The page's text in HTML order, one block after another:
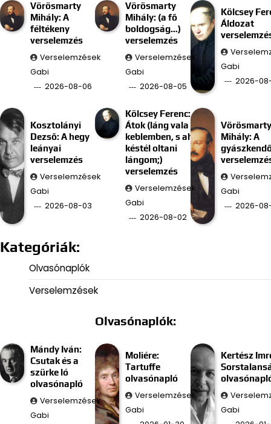
Vörösmarty
Mihály: A
féltékeny
verselemzés
Verselemzések
Gabi
2026-08-06
Vörösmarty
Mihály: (a fő
boldogság…)
verselemzés
Verselemzések
Gabi
2026-08-05
Kölcsey
Áldozat
Gabi
2026-
Kosztolányi
Dezső: A hegy
leányai
verselemzés
Verselemzések
Gabi
2026-08-03
Kölcsey Ferenc:
Átok (láng vala
keblemben, s ah
késtél oltani
lángom;)
verselemzés
Verselemzések
Gabi
2026-08-02
Vörösmarty
Mihály: A
Gabi
2026-
Kategóriák:
Olvasónaplók
Verselemzések
Olvasónaplók:
Mándy Iván:
Csutak és a
szürke ló
olvasónapló
Verselemzések
Gabi
Moliére:
Tartuffe
olvasónapló
Verselemzések
Gabi
Kertész
Gabi